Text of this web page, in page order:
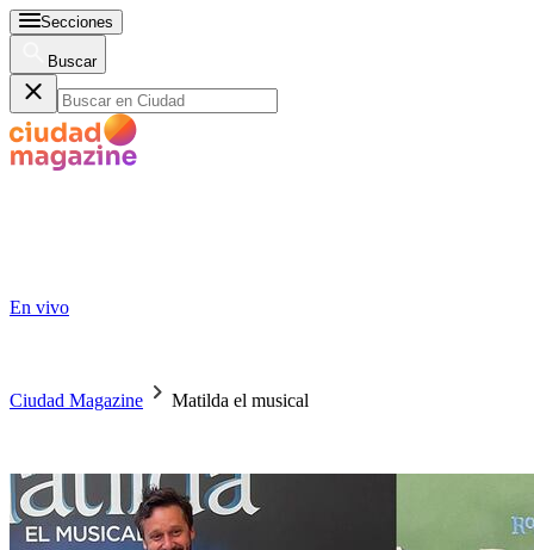
Secciones
Buscar
En vivo
Ciudad Magazine Matilda el musical